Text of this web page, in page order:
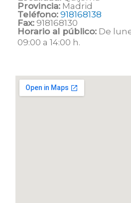
Provincia: Madrid
Teléfono: 918168138
Fax: 918168130
Horario al público: De
09:00 a 14:00 h.